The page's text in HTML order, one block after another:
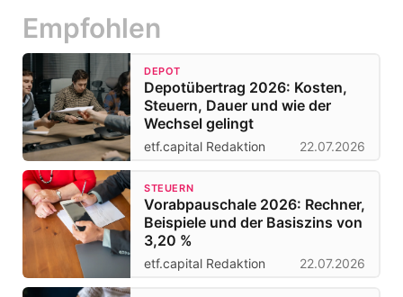
Empfohlen
DEPOT
Depotübertrag 2026: Kosten,
Steuern, Dauer und wie der
Wechsel gelingt
etf.capital Redaktion 22.07.2026
STEUERN
Vorabpauschale 2026: Rechner,
Beispiele und der Basiszins von
3,20 %
etf.capital Redaktion 22.07.2026